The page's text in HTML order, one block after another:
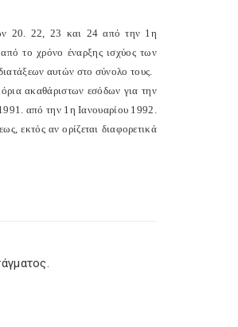
20. 22, 23 και 24 από την 1η
το χρόνο έναρξης ισχύος των
αυτών στο σύνολο τους.
ακαθάριστων εσόδων για την
1991. από την 1η Ιανουαρίου 1992.
εκτός αν ορίζεται διαφορετικά